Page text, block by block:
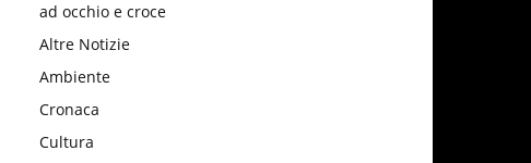
ad occhio e croce
Altre Notizie
Ambiente
Cronaca
Cultura